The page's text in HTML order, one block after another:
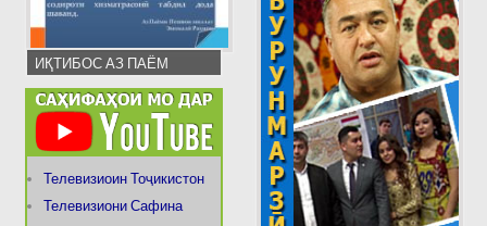
ИҚТИБОС АЗ ПАЁМ
Телевизиоин Тоҷикистон
Телевизиони Сафина